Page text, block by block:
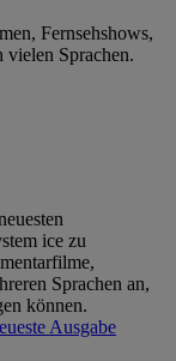
Fernsehshows,
Sprachen.
ice zu
Sprachen an,
können.
Ausgabe